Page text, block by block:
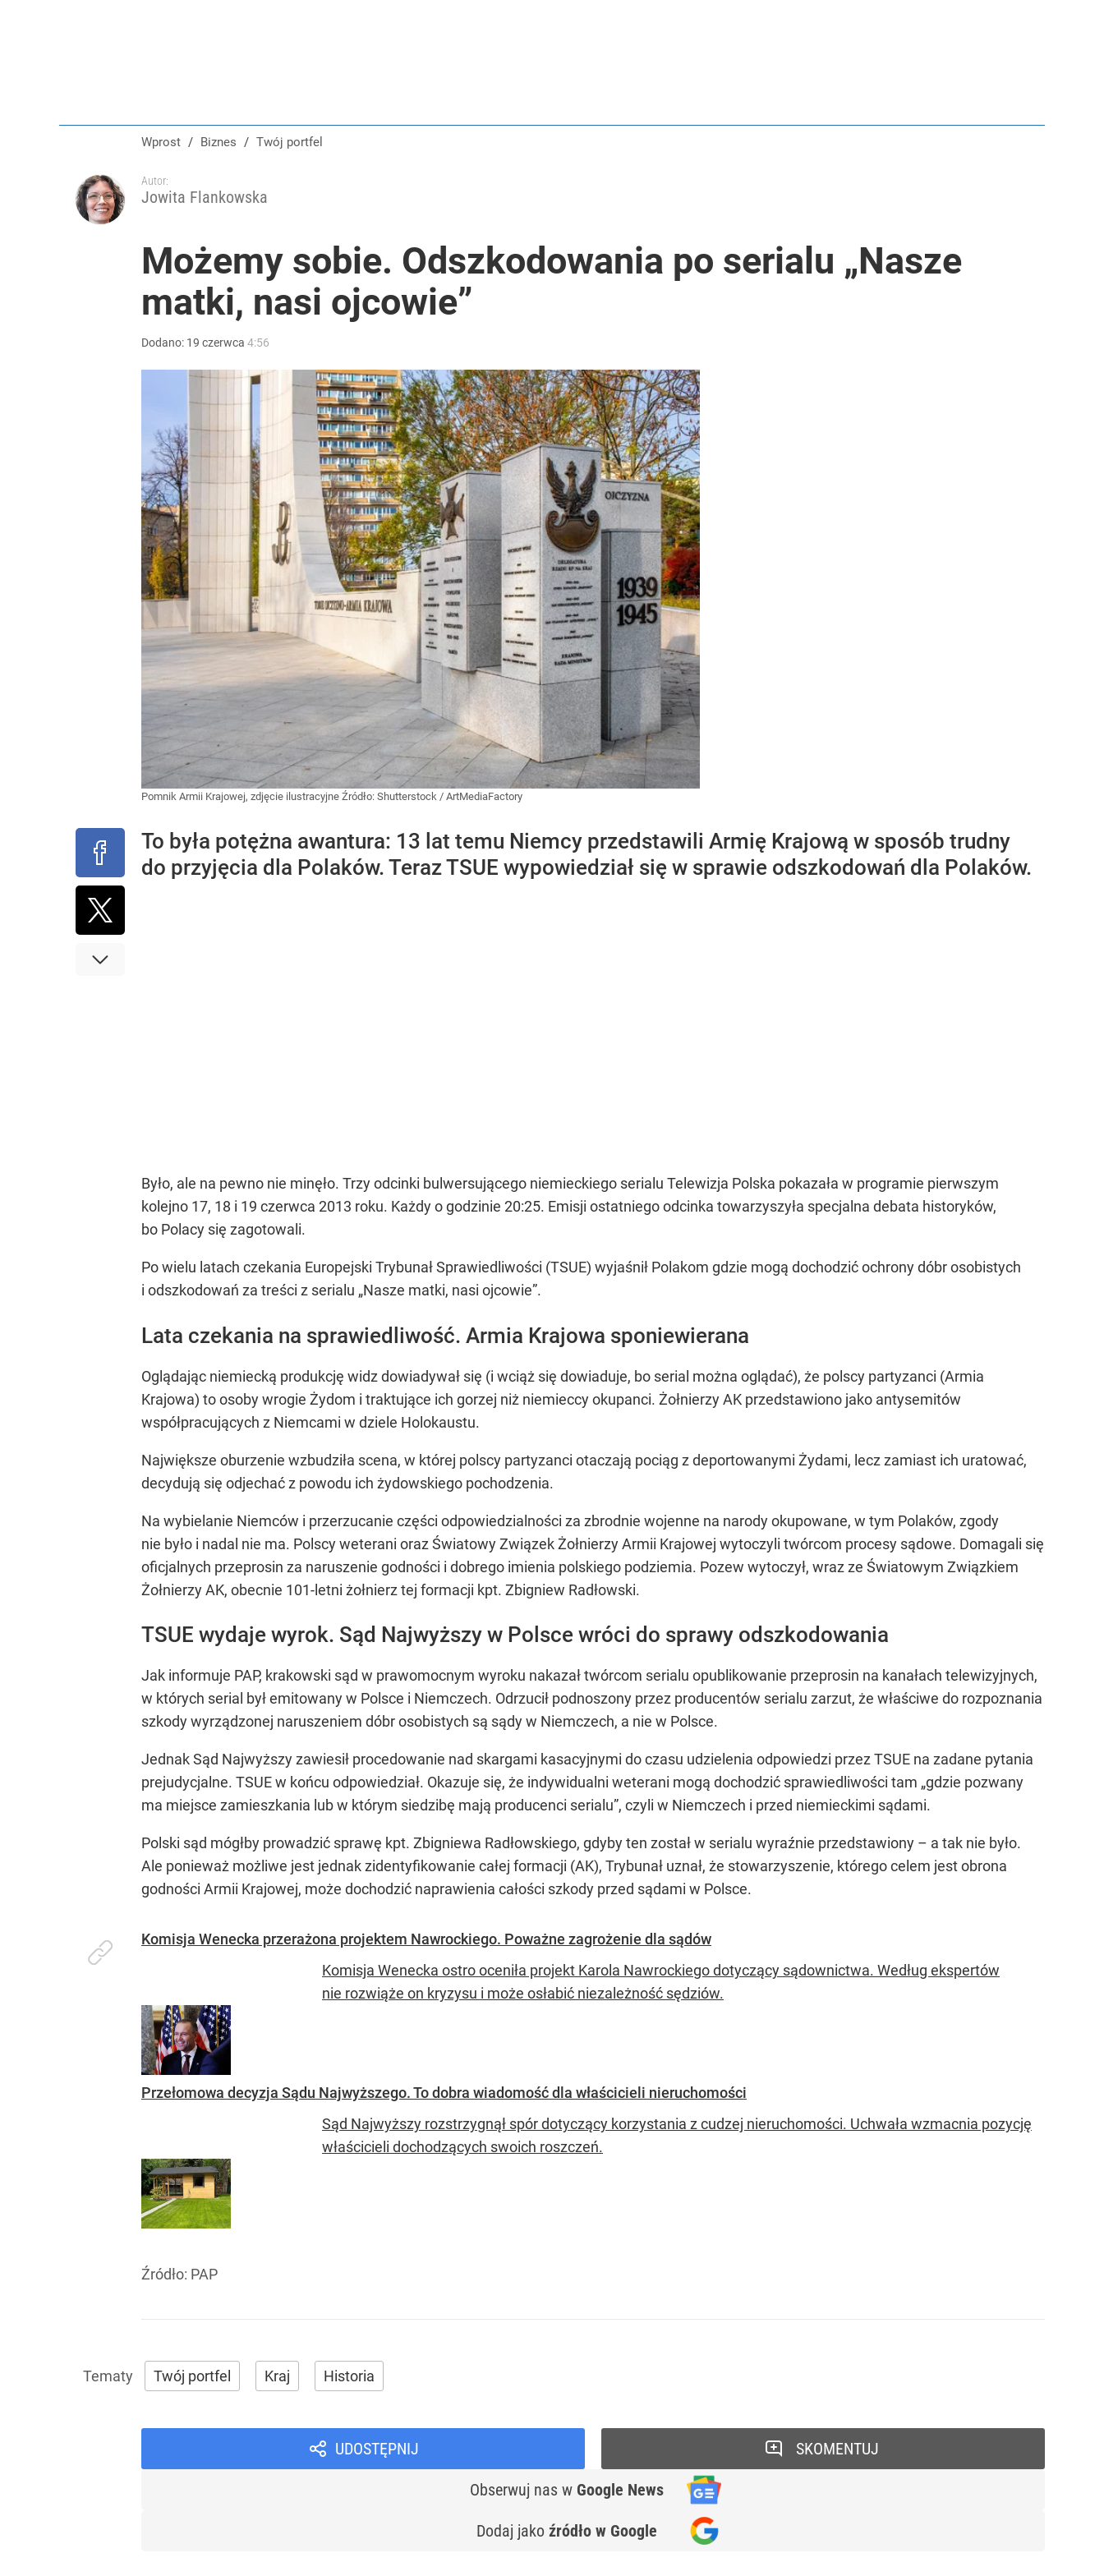
Wprost / Biznes / Twój portfel
Autor:
Jowita Flankowska
Możemy sobie. Odszkodowania po serialu „Nasze
matki, nasi ojcowie”
Dodano: 19 czerwca 4:56
Pomnik Armii Krajowej, zdjęcie ilustracyjne Źródło: Shutterstock / ArtMediaFactory
To była potężna awantura: 13 lat temu Niemcy przedstawili Armię Krajową w sposób trudny
do przyjęcia dla Polaków. Teraz TSUE wypowiedział się w sprawie odszkodowań dla Polaków.
Było, ale na pewno nie minęło. Trzy odcinki bulwersującego niemieckiego serialu Telewizja Polska pokazała w programie pierwszym
kolejno 17, 18 i 19 czerwca 2013 roku. Każdy o godzinie 20:25. Emisji ostatniego odcinka towarzyszyła specjalna debata historyków,
bo Polacy się zagotowali.
Po wielu latach czekania Europejski Trybunał Sprawiedliwości (TSUE) wyjaśnił Polakom gdzie mogą dochodzić ochrony dóbr osobistych
i odszkodowań za treści z serialu „Nasze matki, nasi ojcowie”.
Lata czekania na sprawiedliwość. Armia Krajowa sponiewierana
Oglądając niemiecką produkcję widz dowiadywał się (i wciąż się dowiaduje, bo serial można oglądać), że polscy partyzanci (Armia
Krajowa) to osoby wrogie Żydom i traktujące ich gorzej niż niemieccy okupanci. Żołnierzy AK przedstawiono jako antysemitów
współpracujących z Niemcami w dziele Holokaustu.
Największe oburzenie wzbudziła scena, w której polscy partyzanci otaczają pociąg z deportowanymi Żydami, lecz zamiast ich uratować,
decydują się odjechać z powodu ich żydowskiego pochodzenia.
Na wybielanie Niemców i przerzucanie części odpowiedzialności za zbrodnie wojenne na narody okupowane, w tym Polaków, zgody
nie było i nadal nie ma. Polscy weterani oraz Światowy Związek Żołnierzy Armii Krajowej wytoczyli twórcom procesy sądowe. Domagali się
oficjalnych przeprosin za naruszenie godności i dobrego imienia polskiego podziemia. Pozew wytoczył, wraz ze Światowym Związkiem
Żołnierzy AK, obecnie 101-letni żołnierz tej formacji kpt. Zbigniew Radłowski.
TSUE wydaje wyrok. Sąd Najwyższy w Polsce wróci do sprawy odszkodowania
Jak informuje PAP, krakowski sąd w prawomocnym wyroku nakazał twórcom serialu opublikowanie przeprosin na kanałach telewizyjnych,
w których serial był emitowany w Polsce i Niemczech. Odrzucił podnoszony przez producentów serialu zarzut, że właściwe do rozpoznania
szkody wyrządzonej naruszeniem dóbr osobistych są sądy w Niemczech, a nie w Polsce.
Jednak Sąd Najwyższy zawiesił procedowanie nad skargami kasacyjnymi do czasu udzielenia odpowiedzi przez TSUE na zadane pytania
prejudycjalne. TSUE w końcu odpowiedział. Okazuje się, że indywidualni weterani mogą dochodzić sprawiedliwości tam „gdzie pozwany
ma miejsce zamieszkania lub w którym siedzibę mają producenci serialu”, czyli w Niemczech i przed niemieckimi sądami.
Polski sąd mógłby prowadzić sprawę kpt. Zbigniewa Radłowskiego, gdyby ten został w serialu wyraźnie przedstawiony – a tak nie było.
Ale ponieważ możliwe jest jednak zidentyfikowanie całej formacji (AK), Trybunał uznał, że stowarzyszenie, którego celem jest obrona
godności Armii Krajowej, może dochodzić naprawienia całości szkody przed sądami w Polsce.
Komisja Wenecka przerażona projektem Nawrockiego. Poważne zagrożenie dla sądów
Komisja Wenecka ostro oceniła projekt Karola Nawrockiego dotyczący sądownictwa. Według ekspertów
nie rozwiąże on kryzysu i może osłabić niezależność sędziów.
Przełomowa decyzja Sądu Najwyższego. To dobra wiadomość dla właścicieli nieruchomości
Sąd Najwyższy rozstrzygnął spór dotyczący korzystania z cudzej nieruchomości. Uchwała wzmacnia pozycję
właścicieli dochodzących swoich roszczeń.
Źródło: PAP
Twój portfel Kraj Historia
UDOSTĘPNIJ
Obserwuj nas w Google News
Dodaj jako źródło w Google
SKOMENTUJ